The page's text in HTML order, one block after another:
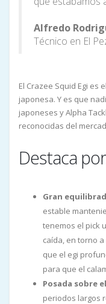
Alfredo
Técnico en El
El Crazee Squid Egi es
japonesa. Y es que
japoneses y Alpha
reconocidas del
Destaca
Gran
estable
tenemos el pick
caída, en torno
que el egi
para que el
Posada sobre
periodos largos